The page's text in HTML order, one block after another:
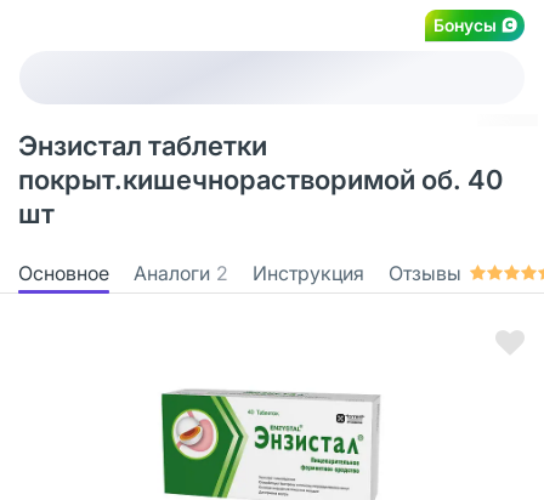
Бонусы
Энзистал таблетки
покрыт.кишечнорастворимой об. 40
шт
Основное Аналоги 2 Инструкция Отзывы